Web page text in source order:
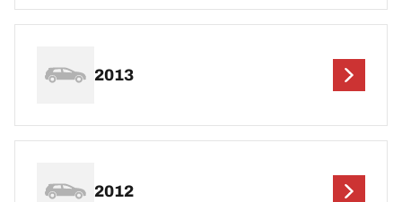
2013
2012